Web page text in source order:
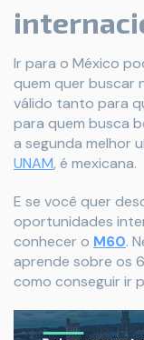
Ir para o México
quem quer buscar
válido tanto para
para quem busca
a segunda melhor
UNAM, é mexicana.
E se você quer
oportunidades
conhecer o M60.
aprende sobre os
como conseguir ir